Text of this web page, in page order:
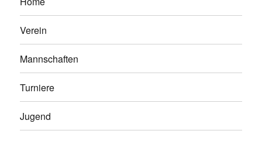
Verein
Mannschaften
Turniere
Jugend